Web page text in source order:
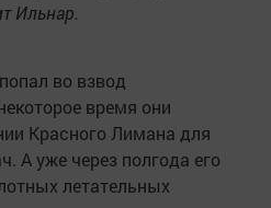
Ильнар.
во взвод
время они
Красного Лимана для
А уже через полгода его
летательных